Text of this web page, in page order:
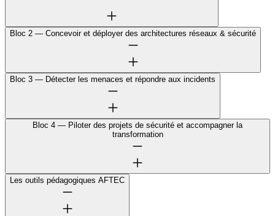
Bloc 2 — Concevoir et déployer des architectures réseaux & sécurité
Bloc 3 — Détecter les menaces et répondre aux incidents
Bloc 4 — Piloter des projets de sécurité et accompagner la
transformation
Les outils pédagogiques AFTEC